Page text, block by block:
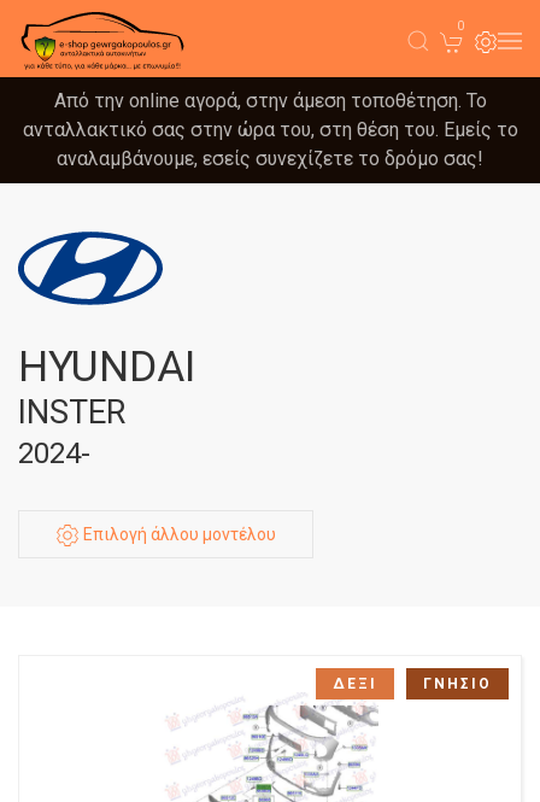
0
Από την online αγορά, στην άμεση τοποθέτηση. Το
ανταλλακτικό σας στην ώρα του, στη θέση του. Εμείς το
αναλαμβάνουμε, εσείς συνεχίζετε το δρόμο σας!
HYUNDAI
INSTER
2024-
Επιλογή άλλου μοντέλου
ΔΕΞΙ ΓΝΗΣΙΟ